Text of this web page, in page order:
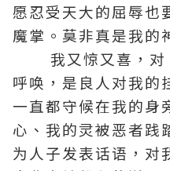
愿忍受天大的屈辱也
魔掌。莫非真是我的
我又惊又喜，对
呼唤，是良人对我的
一直都守候在我的身
心、我的灵被恶者践
为人子发表话语，对